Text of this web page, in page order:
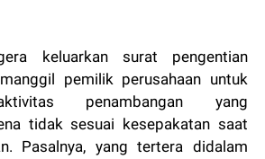
keluarkan surat pengentian
pemilik perusahaan untuk
penambangan yang
tidak sesuai kesepakatan saat
Pasalnya, yang tertera didalam